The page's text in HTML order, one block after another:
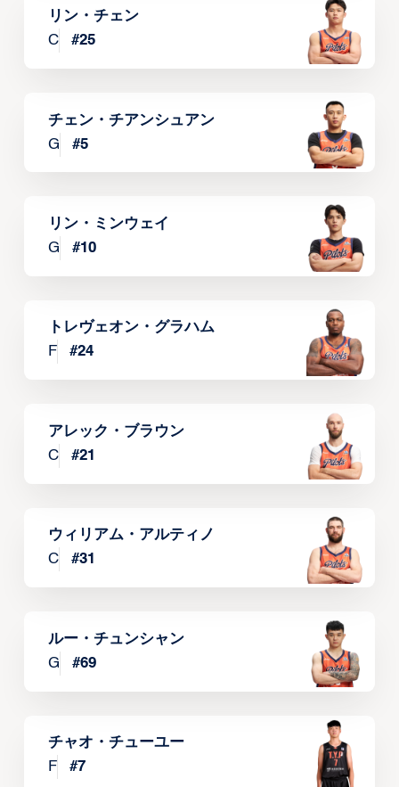
リン・チェン
C
#25
チェン・チアンシュアン
G
#5
リン・ミンウェイ
G
#10
トレヴェオン・グラハム
F
#24
アレック・ブラウン
C
#21
ウィリアム・アルティノ
C
#31
ルー・チュンシャン
G
#69
チャオ・チューユー
F
#7